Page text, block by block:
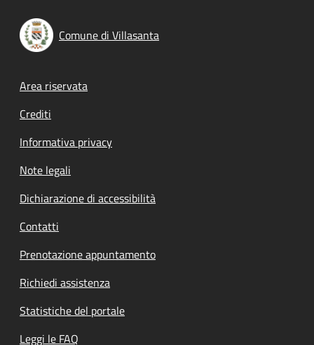
Comune di Villasanta
Footer menu
Area riservata
Crediti
Informativa privacy
Note legali
Dichiarazione di accessibilità
Contatti
Prenotazione appuntamento
Richiedi assistenza
Statistiche del portale
Leggi le FAQ